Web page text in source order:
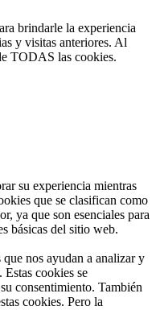
brindarle la experiencia
y visitas anteriores. Al
TODAS las cookies.
su experiencia mientras
que se clasifican como
ya que son esenciales para
básicas del sitio web.
nos ayudan a analizar y
cookies se
consentimiento. También
cookies. Pero la